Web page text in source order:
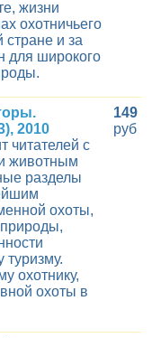
жизни
охотничьего
стране и за
для широкого
2010
читателей с
животным
разделы
охоты,
туризму.
охотнику,
охоты в
149
руб